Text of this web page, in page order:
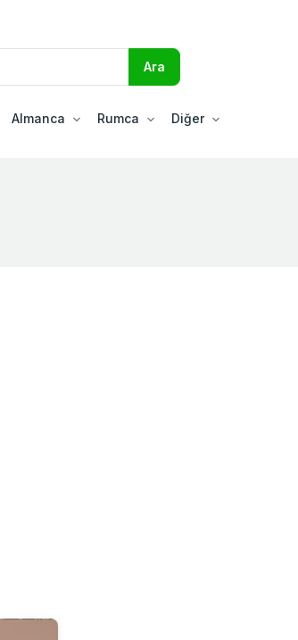
Almanca Rumca Diğer